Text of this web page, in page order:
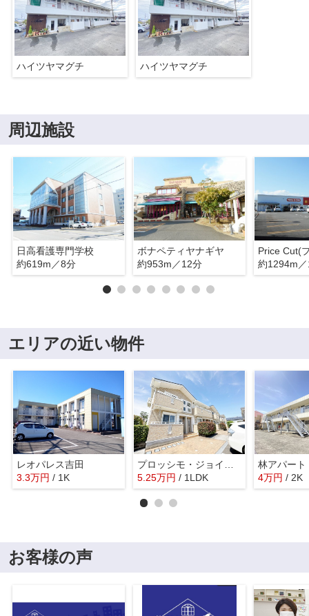
ハイツヤマグチ ハイツヤマグチ
周辺施設
日高看護専門学校
約619m／8分
ボナペティヤナギヤ
約953m／12分
約1294m
エリアの近い物件
レオパレス吉田
3.3万円 / 1K
5.25万円 / 1LDK
林アパート
4万円 / 2K
お客様の声